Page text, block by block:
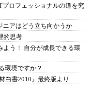
ロフェッショナルの道を究
アはどう立ち向かうか
的思考
う！ 自分が成長できる環
環境ですか？
白書2010』最終版より